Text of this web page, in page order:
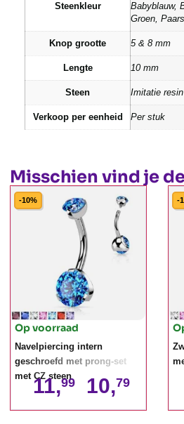
Steenkleur
Babyblauw,
Groen,
Knop grootte 5 & 8 mm
Lengte 10 mm
Steen Imitatie
Verkoop per eenheid Per stuk
Misschien vind je
-10%
Op voorraad
Navelpiercing intern
geschroefd met prong-set
met CZ steen
11,99 10,79
-